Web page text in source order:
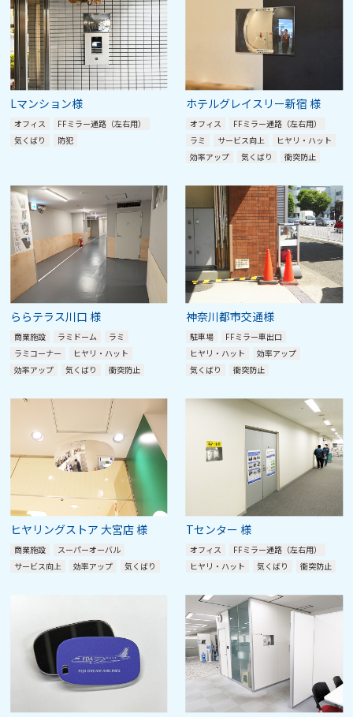
Lマンション様
オフィス
FFミラー通路（左右用）
気くばり
防犯
ホテルグレイスリー新宿 様
オフィス
FFミラー通路（左右用）
ラミ
サービス向上
ヒヤリ・ハット
効率アップ
気くばり 衝突防止
ららテラス川口 様
商業施設 ラミドーム
ラミ
ラミコーナー
ヒヤリ・ハット
効率アップ
気くばり 衝突防止
神奈川都市交通様
駐車場
FFミラー車出口
ヒヤリ・ハット
効率アップ
気くばり
衝突防止
ヒヤリングストア 大宮店 様
商業施設
スーパーオーバル
サービス向上
効率アップ 気くばり
Tセンター 様
オフィス
FFミラー通路（左右用）
ヒヤリ・ハット
気くばり 衝突防止